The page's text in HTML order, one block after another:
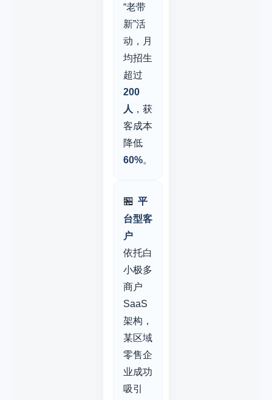
“老带
新”活
动，月
均招生
超过
200
人 ，获
客成本
降低
60%。
🏪 平
台型客
户
依托白
小极多
商户
SaaS
架构，
某区域
零售企
业成功
吸引